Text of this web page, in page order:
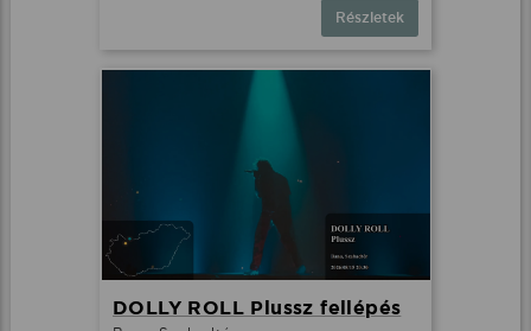
Részletek
DOLLY ROLL Plussz fellépés